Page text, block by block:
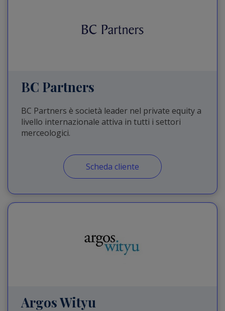
BC Partners
BC Partners è società leader nel private equity a
livello internazionale attiva in tutti i settori
merceologici.
Scheda cliente
Argos Wityu